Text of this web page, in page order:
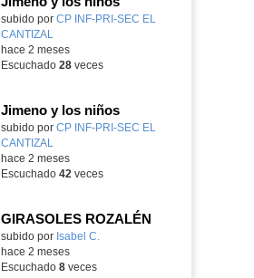
Contenido educativo.
subido por CP INF-PRI-SEC EL
CANTIZAL
hace 2 meses
Escuchado 28veces
Jimeno y los niños
Contenido educativo.
subido por CP INF-PRI-SEC EL
CANTIZAL
hace 2 meses
Escuchado 42 veces
GIRASOLES ROZALÉN
Contenido educativo.
subido por Isabel C.
hace 2 meses
Escuchado 8veces